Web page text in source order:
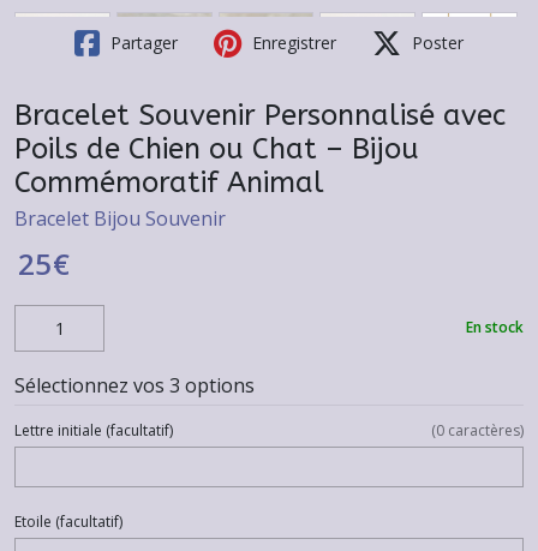
Partager Enregistrer Poster
Bracelet Souvenir Personnalisé avec
Poils de Chien ou Chat – Bijou
Commémoratif Animal
Bracelet Bijou Souvenir
25€
En stock
Sélectionnez vos 3 options
Lettre initiale (facultatif) (0 caractères)
Etoile (facultatif)